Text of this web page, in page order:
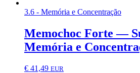
3.6 - Memória e Concentração
Memochoc Forte —
Memória e
€ 41,49 EUR